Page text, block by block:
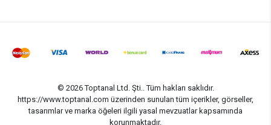
© 2026 Toptanal Ltd. Şti.. Tüm hakları saklıdır.
https://www.toptanal.com üzerinden sunulan tüm içerikler, görseller,
tasarımlar ve marka öğeleri ilgili yasal mevzuatlar kapsamında
korunmaktadır.